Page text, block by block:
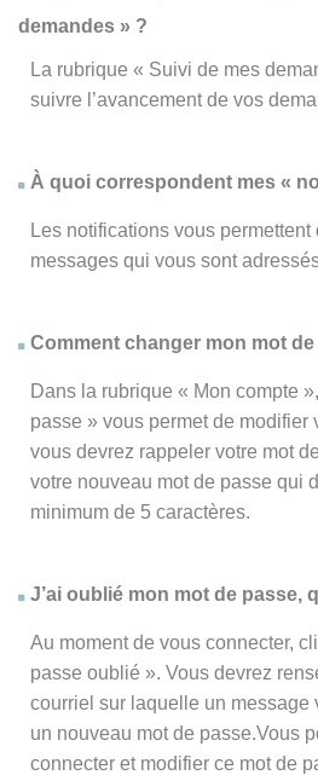
demandes » ?
La rubrique « Suivi de mes
suivre l’avancement de vos
À quoi correspondent mes «
Les notifications vous permettent
messages qui vous sont
Comment changer mon mot de
Dans la rubrique « Mon compte
passe » vous permet de modifier
vous devrez rappeler votre mot
votre nouveau mot de passe qui
minimum de 5 caractères.
J’ai oublié mon mot de passe,
Au moment de vous connecter,
passe oublié ». Vous devrez
courriel sur laquelle un message
un nouveau mot de passe.Vous
connecter et modifier ce mot de